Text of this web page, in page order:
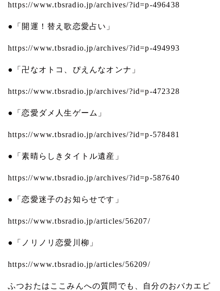
https://www.tbsradio.jp/archives/?id=p-496438
●「開運！替え歌恋愛占い」
https://www.tbsradio.jp/archives/?id=p-494993
●「卍なオトコ、ぴえんなオンナ」
https://www.tbsradio.jp/archives/?id=p-472328
●「恋愛ダメ人生ゲーム」
https://www.tbsradio.jp/archives/?id=p-578481
●「素晴らしきタイトル遺産」
https://www.tbsradio.jp/archives/?id=p-587640
●「恋愛迷子のお知らせです」
https://www.tbsradio.jp/articles/56207/
●「ノリノリ恋愛川柳」
https://www.tbsradio.jp/articles/56209/
ふつおたはここみんへの質問でも、自分のおバカエピ